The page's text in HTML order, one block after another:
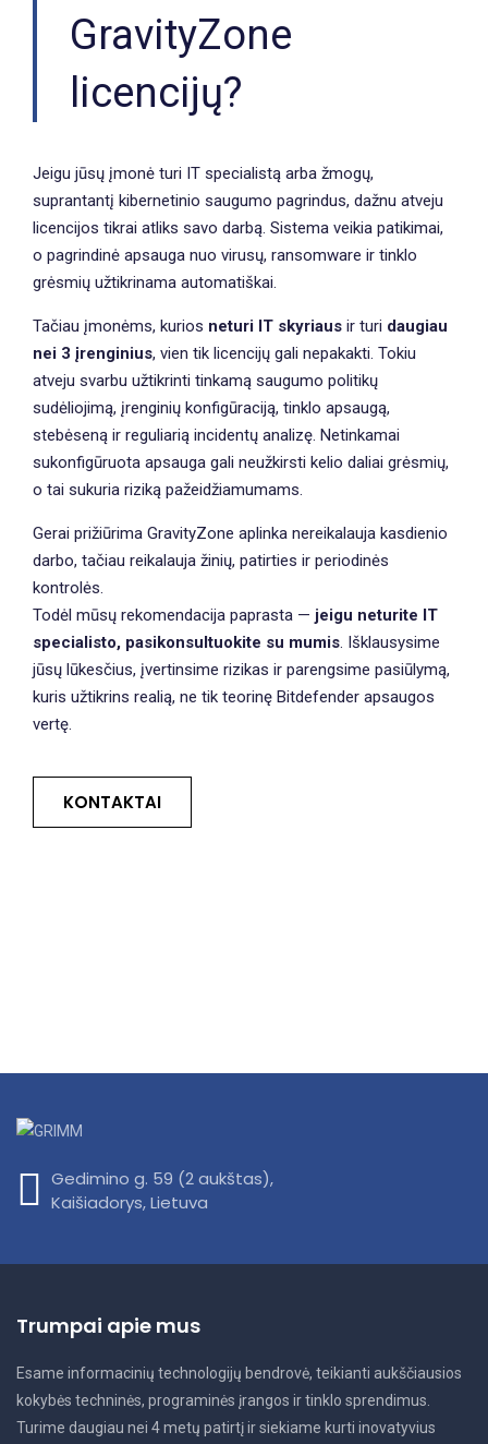
GravityZone
licencijų?
Jeigu jūsų įmonė turi IT specialistą arba žmogų,
suprantantį kibernetinio saugumo pagrindus, dažnu atveju
licencijos tikrai atliks savo darbą. Sistema veikia patikimai,
o pagrindinė apsauga nuo virusų, ransomware ir tinklo
grėsmių užtikrinama automatiškai.
Tačiau įmonėms, kurios neturi IT skyriaus ir turi daugiau
nei 3 įrenginius, vien tik licencijų gali nepakakti. Tokiu
atveju svarbu užtikrinti tinkamą saugumo politikų
sudėliojimą, įrenginių konfigūraciją, tinklo apsaugą,
stebėseną ir reguliarią incidentų analizę. Netinkamai
sukonfigūruota apsauga gali neužkirsti kelio daliai grėsmių,
o tai sukuria riziką pažeidžiamumams.
Gerai prižiūrima GravityZone aplinka nereikalauja kasdienio
darbo, tačiau reikalauja žinių, patirties ir periodinės
kontrolės.
Todėl mūsų rekomendacija paprasta — jeigu neturite IT
specialisto, pasikonsultuokite su mumis. Išklausysime
jūsų lūkesčius, įvertinsime rizikas ir parengsime pasiūlymą,
kuris užtikrins realią, ne tik teorinę Bitdefender apsaugos
vertę.
KONTAKTAI
Gedimino g. 59 (2 aukštas),
Kaišiadorys, Lietuva
Trumpai apie mus
Esame informacinių technologijų bendrovė, teikianti aukščiausios
kokybės techninės, programinės įrangos ir tinklo sprendimus.
Turime daugiau nei 4 metų patirtį ir siekiame kurti inovatyvius